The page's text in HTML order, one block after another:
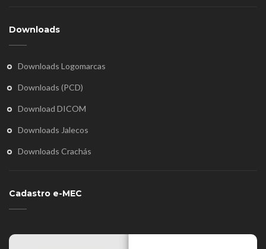
Downloads
Downloads Logomarcas
Downloads (PCD)
Download DICOM
Downloads Jalecos
Downloads Crachás
Cadastro e-MEC